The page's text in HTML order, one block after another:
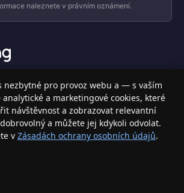
naleznete v právním oznámení.
s Apple produkty, příslušenstvím a
bezpečně a s jistotou.
nezbytné pro provoz webu a — s vaším
a marketingové cookies, které
návštěvnost a zobrazovat relevantní
a můžete jej kdykoli odvolat.
v Zásadách ochrany osobních údajů.